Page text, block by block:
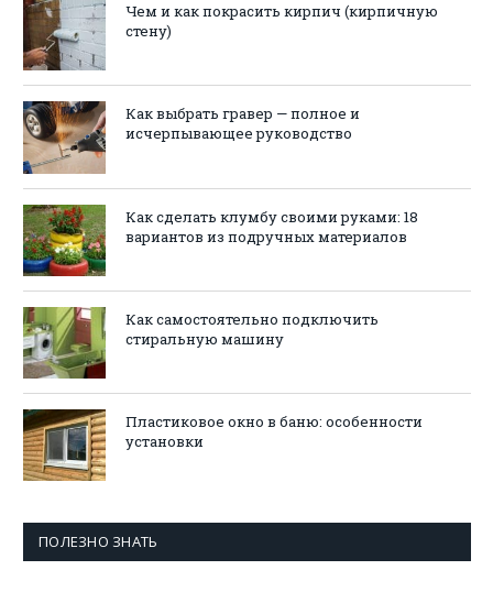
Чем и как покрасить кирпич (кирпичную
стену)
Как выбрать гравер — полное и
исчерпывающее руководство
Как сделать клумбу своими руками: 18
вариантов из подручных материалов
Как самостоятельно подключить
стиральную машину
Пластиковое окно в баню: особенности
установки
ПОЛЕЗНО ЗНАТЬ